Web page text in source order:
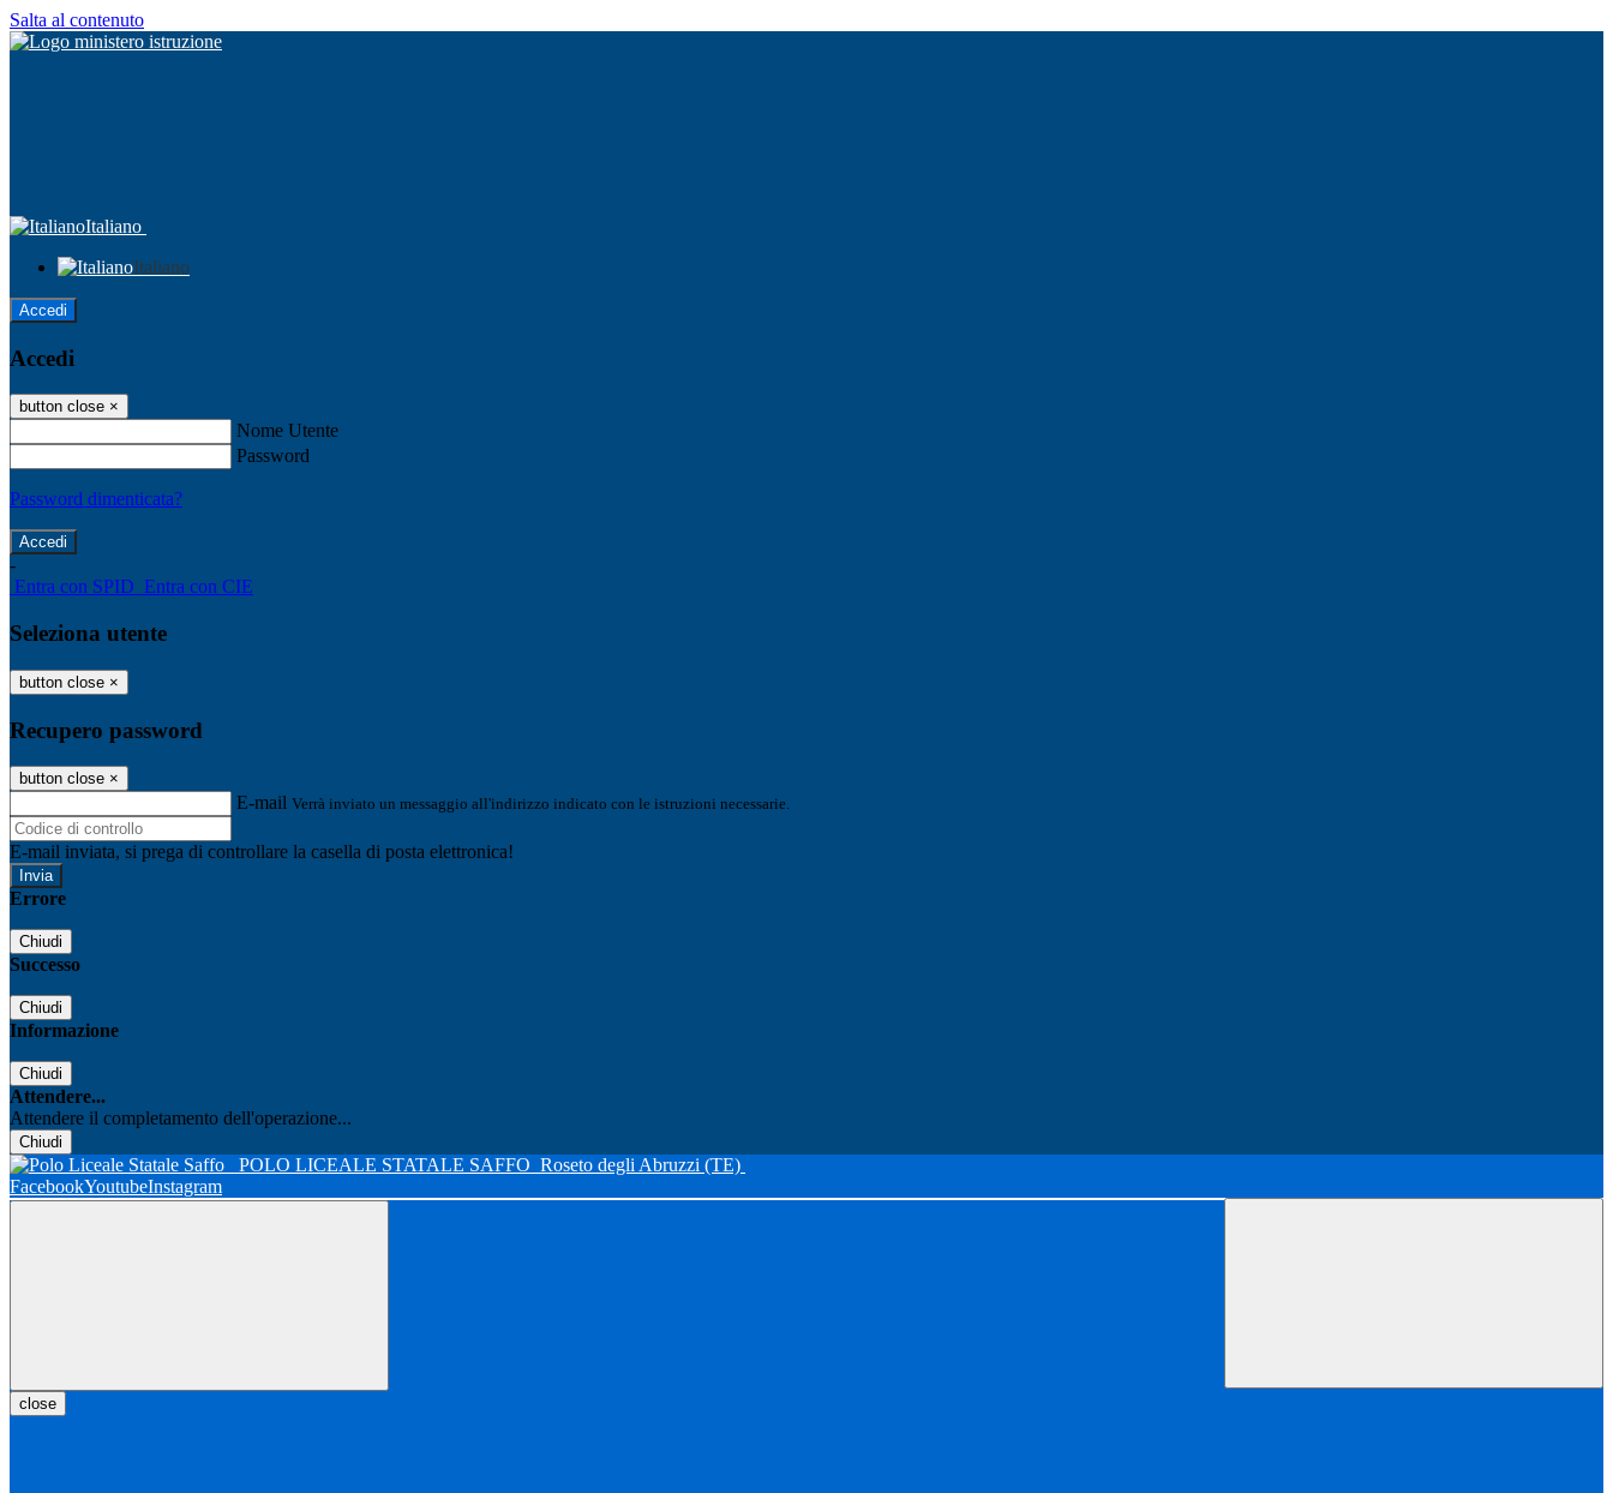
Salta al contenuto
Italiano
Italiano
Accedi
Accedi
button close ×
Nome Utente
Password
Password dimenticata?
-
Entra con SPID Entra con CIE
Seleziona utente
button close ×
Recupero password
button close ×
E-mail Verrà inviato un messaggio all'indirizzo indicato con le istruzioni necessarie.
E-mail inviata, si prega di controllare la casella di posta elettronica!
Errore
Chiudi
Successo
Chiudi
Informazione
Chiudi
Attendere...
Attendere il completamento dell'operazione...
Chiudi
POLO LICEALE STATALE SAFFO Roseto degli Abruzzi (TE)
FacebookYoutubeInstagram
close